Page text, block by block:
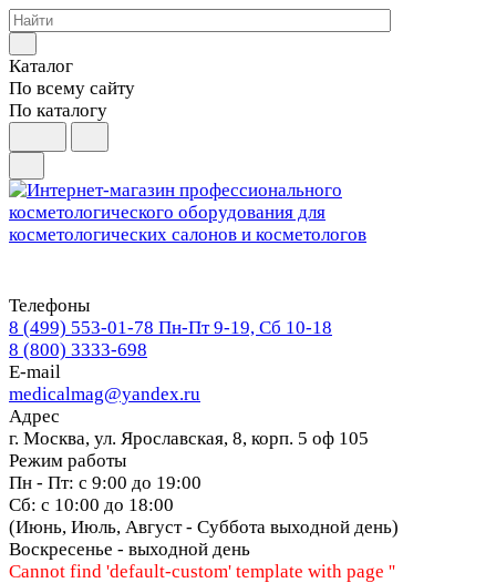
Каталог
По всему сайту
По каталогу
Телефоны
8 (499) 553-01-78 Пн-Пт 9-19, Сб 10-18
8 (800) 3333-698
E-mail
medicalmag@yandex.ru
Адрес
г. Москва, ул. Ярославская, 8, корп. 5 оф 105
Режим работы
Пн - Пт: с 9:00 до 19:00
Сб: с 10:00 до 18:00
(Июнь, Июль, Август - Суббота выходной день)
Воскресенье - выходной день
Cannot find 'default-custom' template with page ''